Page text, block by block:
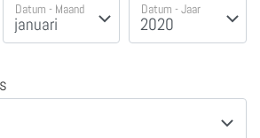
Datum - Maand Datum - Jaar